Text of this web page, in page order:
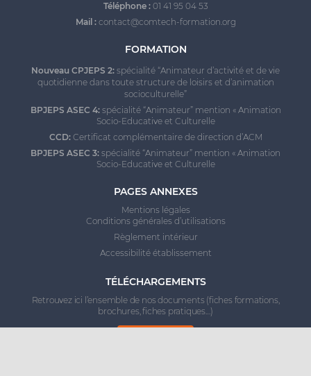
Téléphone :01 41 95 04 53
Mail : contact@comtech-formation.org
FORMATION
Nouveau CPJEPS 2: spécialité “Animateur d’activité et de vie
quotidienne dans toute structure de loisirs et d’animation
socioculturelle”
BPJEPS ASEC 4:spécialité “Animateur” mention « Animation
Socio-Educative et Culturelle
CCD: Certificat complémentaire de direction d’ACM
BPJEPS ASEC 3: spécialité “Animateur” mention « Animation
Socio-Educative et Culturelle
PAGES ANNEXES
Mentions légales
Conditions générales d’utilisations
Règlement intérieur
Accessibilité établissement
TÉLÉCHARGEMENTS
Retrouvez ici l’ensemble de nos documents (fiches formations,
brochures, fiches pratiques…)